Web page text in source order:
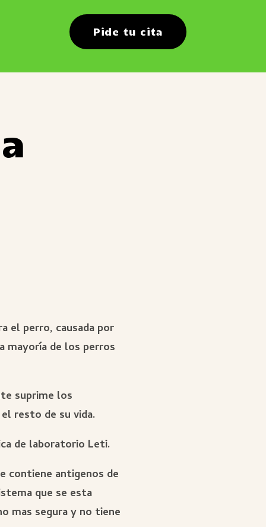
Pide tu cita
el perro, causada por
mayoría de los perros
suprime los
resto de su vida.
de laboratorio Leti.
contiene antigenos de
que se esta
mas segura y no tiene